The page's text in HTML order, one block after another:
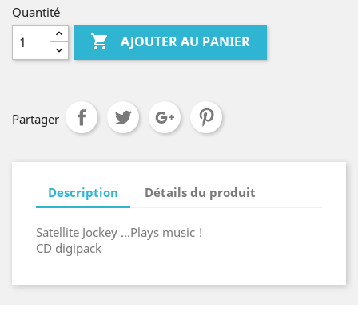
Quantité
 AJOUTER AU PANIER
Partager
Description Détails du produit
Satellite Jockey ...Plays music !
CD digipack